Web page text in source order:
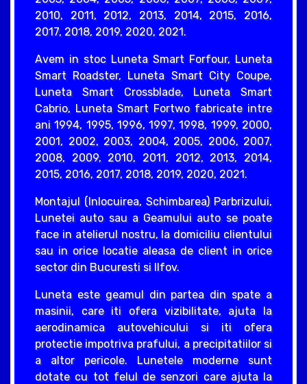
2010, 2011, 2012, 2013, 2014, 2015, 2016,
2017, 2018, 2019, 2020, 2021.
Avem in stoc Luneta Smart Forfour, Luneta
Smart Roadster, Luneta Smart City Coupe,
Luneta Smart Crossblade, Luneta Smart
Cabrio, Luneta Smart Fortwo fabricate intre
ani 1994, 1995, 1996, 1997, 1998, 1999, 2000,
2001, 2002, 2003, 2004, 2005, 2006, 2007,
2008, 2009, 2010, 2011, 2012, 2013, 2014,
2015, 2016, 2017, 2018, 2019, 2020, 2021.
Montajul (Inlocuirea, Schimbarea) Parbrizului,
Lunetei auto sau a Geamului auto se poate
face in atelierul nostru, la domiciliu clientului
sau in orice locatie aleasa de client in orice
sector din Bucuresti si Ilfov.
Luneta este geamul din partea din spate a
masinii, care iti ofera vizibilitate, ajuta la
aerodinamica autovehicului si iti ofera
protectie impotriva prafului, a precipitatiilor si
a altor pericole. Lunetele moderne sunt
dotate cu tot felul de senzori care ajuta la